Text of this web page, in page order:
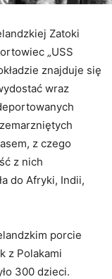
Zatoki
„USS
znajduje się
wraz
z czego
z nich
do Afryki, Indii,
porcie
z Polakami
300 dzieci.